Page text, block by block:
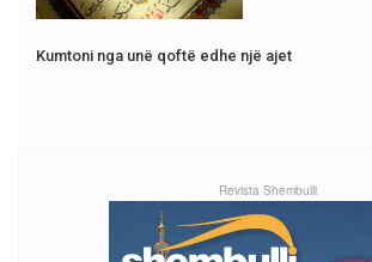
Kumtoni nga unë qoftë edhe një ajet
Revista Shembulli